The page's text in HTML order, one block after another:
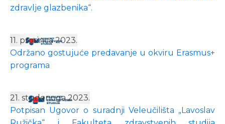
zdravlje glazbenika“.
11. prosinca 2023.
Održano gostujuće predavanje u okviru Erasmus+
programa
21. studenoga 2023.
Potpisan Ugovor o suradnji Veleučilišta „Lavoslav